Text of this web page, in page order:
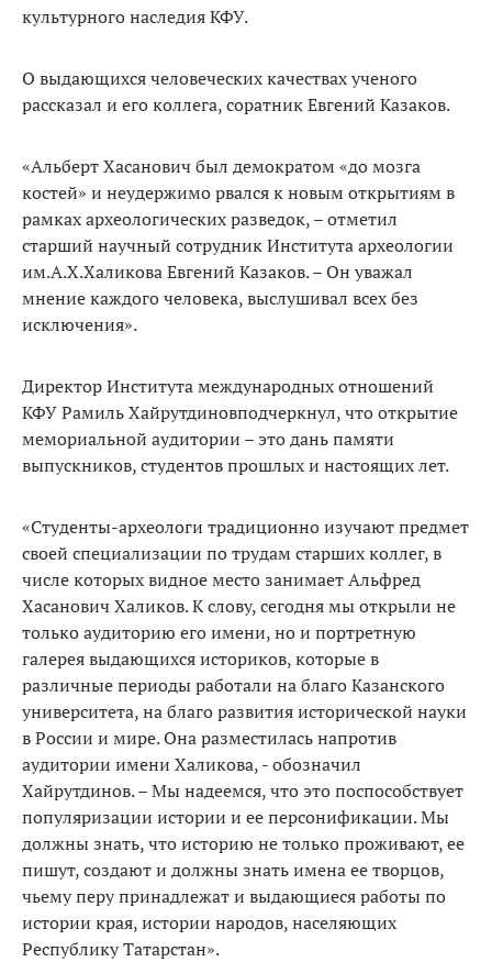
культурного наследия КФУ.
О выдающихся человеческих качествах ученого
рассказал и его коллега, соратник Евгений Казаков.
«Альберт Хасанович был демократом «до мозга
костей» и неудержимо рвался к новым открытиям в
рамках археологических разведок, – отметил
старший научный сотрудник Института археологии
им.А.Х.Халикова Евгений Казаков. – Он уважал
мнение каждого человека, выслушивал всех без
исключения».
Директор Института международных отношений
КФУ Рамиль Хайрутдиновподчеркнул, что открытие
мемориальной аудитории – это дань памяти
выпускников, студентов прошлых и настоящих лет.
«Студенты-археологи традиционно изучают предмет
своей специализации по трудам старших коллег, в
числе которых видное место занимает Альфред
Хасанович Халиков. К слову, сегодня мы открыли не
только аудиторию его имени, но и портретную
галерея выдающихся историков, которые в
различные периоды работали на благо Казанского
университета, на благо развития исторической науки
в России и мире. Она разместилась напротив
аудитории имени Халикова, - обозначил
Хайрутдинов. – Мы надеемся, что это поспособствует
популяризации истории и ее персонификации. Мы
должны знать, что историю не только проживают, ее
пишут, создают и должны знать имена ее творцов,
чьему перу принадлежат и выдающиеся работы по
истории края, истории народов, населяющих
Республику Татарстан».